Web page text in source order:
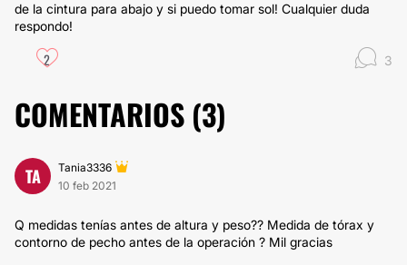
de la cintura para abajo y si puedo tomar sol! Cualquier duda
respondo!
2 3
COMENTARIOS (3)
TA
Tania3336
10 feb 2021
Q medidas tenías antes de altura y peso?? Medida de tórax y
contorno de pecho antes de la operación ? Mil gracias